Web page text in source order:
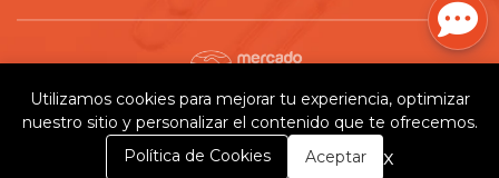
Pictus © 2026
Creado porBsale
0
Utilizamos cookies para mejorar tu experiencia, optimizar
nuestro sitio y personalizar el contenido que te ofrecemos.
Política de Cookies
Aceptar x